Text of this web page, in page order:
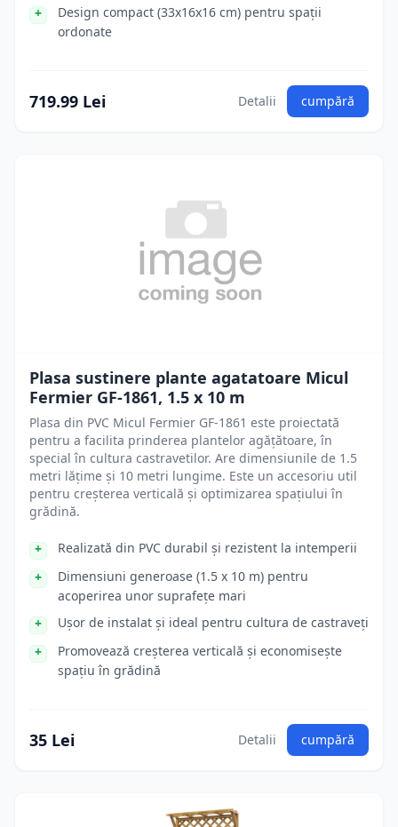
Design compact (33x16x16 cm) pentru spații
ordonate
719.99 Lei Detalii cumpără
Plasa sustinere plante agatatoare Micul
Fermier GF-1861, 1.5 x 10 m
Plasa din PVC Micul Fermier GF-1861 este proiectată
pentru a facilita prinderea plantelor agățătoare, în
special în cultura castravetilor. Are dimensiunile de 1.5
metri lățime și 10 metri lungime. Este un accesoriu util
pentru creșterea verticală și optimizarea spațiului în
grădină.
Realizată din PVC durabil și rezistent la intemperii
Dimensiuni generoase (1.5 x 10 m) pentru
acoperirea unor suprafețe mari
Ușor de instalat și ideal pentru cultura de castraveți
Promovează creșterea verticală și economisește
spațiu în grădină
35 Lei Detalii cumpără